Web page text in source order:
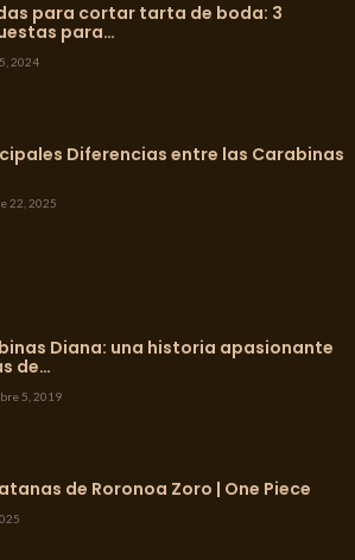
para cortar tarta de boda: 3
para…
2024
Diferencias entre las Carabinas
22, 2025
Diana: una historia apasionante
de…
5, 2019
de Roronoa Zoro | One Piece